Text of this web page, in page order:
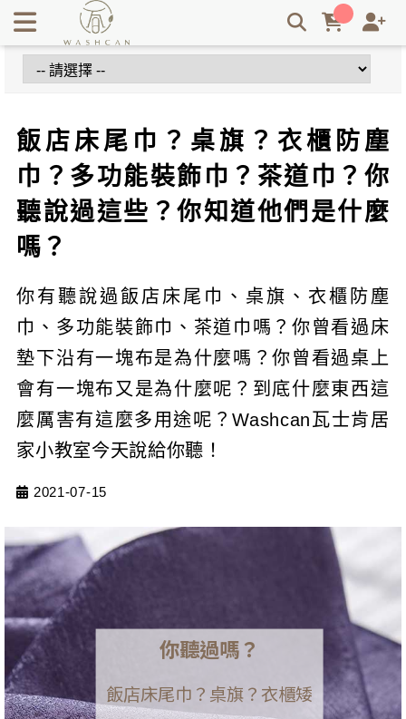
飯店床尾巾？桌旗？衣櫃防塵巾？多功能裝飾巾？茶道巾？你聽
說過這些？Washcan瓦士肯說給你聽 | Washcan瓦士肯
飯店床尾巾？桌旗？衣櫃防塵
巾？多功能裝飾巾？茶道巾？你
聽說過這些？你知道他們是什麼
嗎？
你有聽說過飯店床尾巾、桌旗、衣櫃防塵
巾、多功能裝飾巾、茶道巾嗎？你曾看過床
墊下沿有一塊布是為什麼嗎？你曾看過桌上
會有一塊布又是為什麼呢？到底什麼東西這
麼厲害有這麼多用途呢？Washcan瓦士肯居
家小教室今天說給你聽！
2021-07-15
你聽過嗎？
飯店床尾巾？桌旗？衣櫃矮